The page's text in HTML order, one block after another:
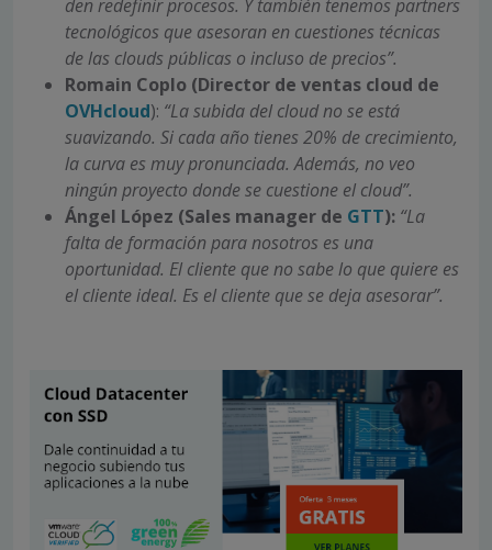
den redefinir procesos. Y también tene­mos partners
tecnológicos que asesoran en cuestiones técnicas
de las clouds pú­blicas o incluso de precios”.
Romain Coplo (Director de ventas cloud de
OVHcloud): “La subida del cloud no se está
suavizan­do. Si cada año tienes 20% de crecimien­to,
la curva es muy pronunciada. Además, no veo
ningún proyecto donde se cuestio­ne el cloud”.
Ángel López (Sales manager de GTT): “La
falta de forma­ción para nosotros es una
oportunidad. El cliente que no sabe lo que quiere es
el clien­te ideal. Es el cliente que se deja asesorar”.